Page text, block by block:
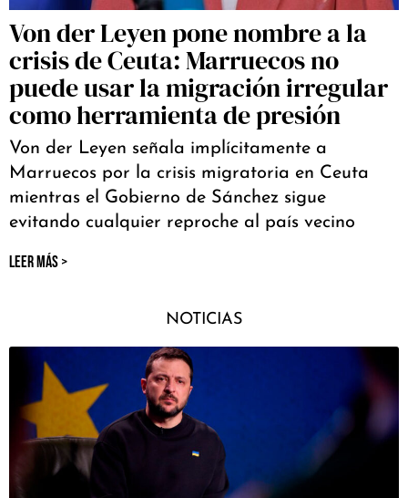
Von der Leyen pone nombre a la
crisis de Ceuta: Marruecos no
puede usar la migración irregular
como herramienta de presión
Von der Leyen señala implícitamente a
Marruecos por la crisis migratoria en Ceuta
mientras el Gobierno de Sánchez sigue
evitando cualquier reproche al país vecino
LEER MÁS >
NOTICIAS